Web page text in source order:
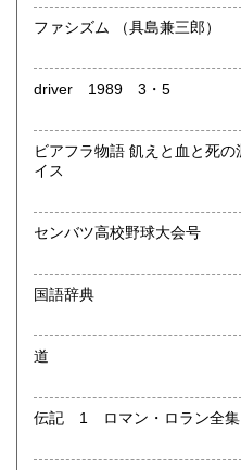
書籍の買取について
取り扱い分野
総記、哲学宗教、歴史、社会
語国文、外国文学、古典籍、
カルチャー、古書一般（その
書籍全般
ファシズム （具島兼三郎）
driver 1989 3・5
ビアフラ物語 飢えと血と死の淵から フレデリック・フォーサ
イス
センバツ高校野球大会号
国語辞典
道
伝記 1 ロマン・ロラン全集